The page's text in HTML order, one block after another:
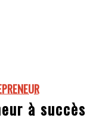
à succès